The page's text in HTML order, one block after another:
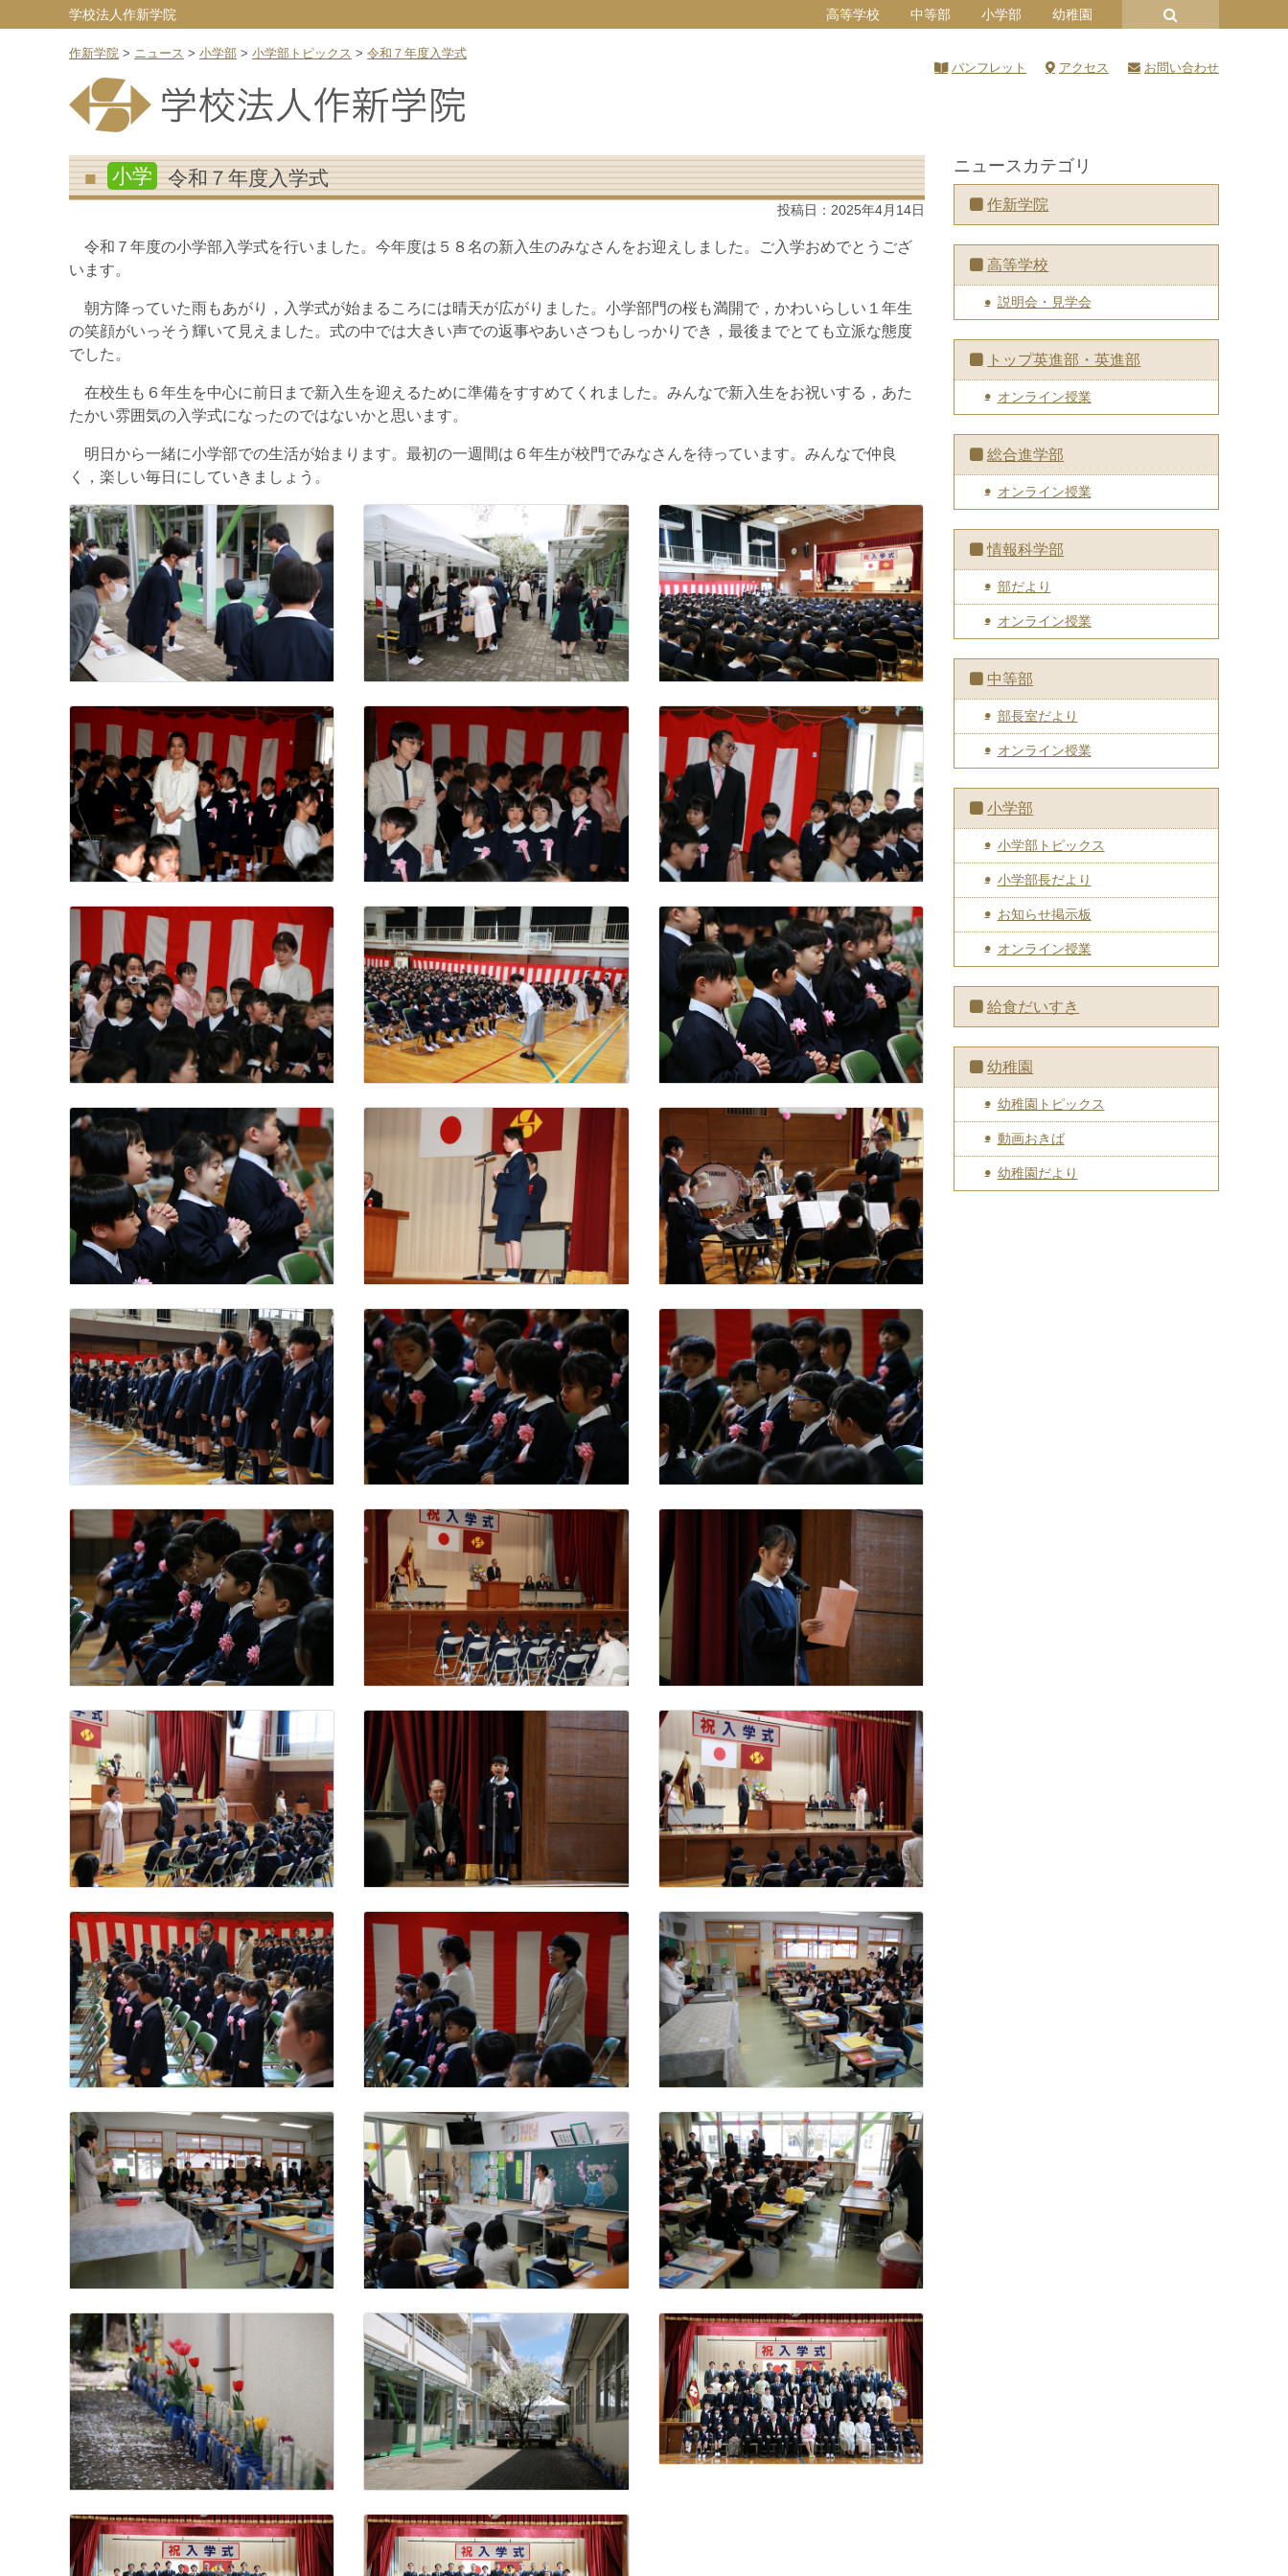
学校法人作新学院 高等学校 中等部 小学部 幼稚園
作新学院 > ニュース > 小学部 > 小学部トピックス > 令和７年度入学式
パンフレット
アクセス お問い合わせ
小学 令和７年度入学式
投稿日： 2025年4月14日
令和７年度の小学部入学式を行いました。今年度は５８名の新入生のみなさんをお迎えしました。ご入学おめでとうござ
います。
朝方降っていた雨もあがり，入学式が始まるころには晴天が広がりました。小学部門の桜も満開で，かわいらしい１年生
の笑顔がいっそう輝いて見えました。式の中では大きい声での返事やあいさつもしっかりでき，最後までとても立派な態度
でした。
在校生も６年生を中心に前日まで新入生を迎えるために準備をすすめてくれました。みんなで新入生をお祝いする，あた
たかい雰囲気の入学式になったのではないかと思います。
明日から一緒に小学部での生活が始まります。最初の一週間は６年生が校門でみなさんを待っています。みんなで仲良
く，楽しい毎日にしていきましょう。
ニュースカテゴリ
作新学院
高等学校
説明会・見学会
トップ英進部・英進部
オンライン授業
総合進学部
オンライン授業
情報科学部
部だより
オンライン授業
中等部
部長室だより
オンライン授業
小学部
小学部トピックス
小学部長だより
お知らせ掲示板
オンライン授業
給食だいすき
幼稚園
幼稚園トピックス
動画おきば
幼稚園だより